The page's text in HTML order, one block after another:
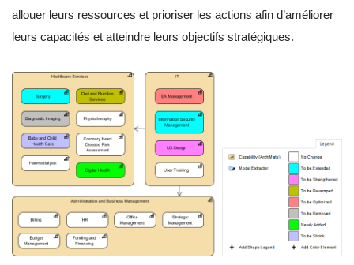
allouer leurs ressources et prioriser les actions afin d’améliorer
leurs capacités et atteindre leurs objectifs stratégiques.